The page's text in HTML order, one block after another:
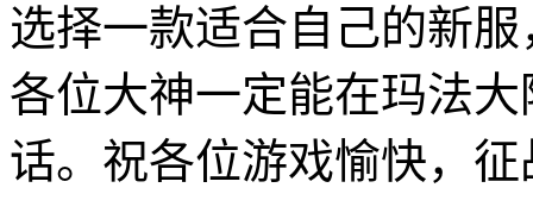
选择一款适合自己的新
各位大神一定能在玛法
话。祝各位游戏愉快，